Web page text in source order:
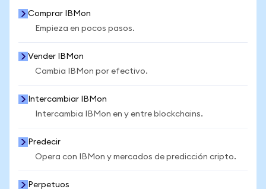
Comprar IBMon
Empieza en pocos pasos.
Vender IBMon
Cambia IBMon por efectivo.
Intercambiar IBMon
Intercambia IBMon en y entre blockchains.
Predecir
Opera con IBMon y mercados de predicción cripto.
Perpetuos